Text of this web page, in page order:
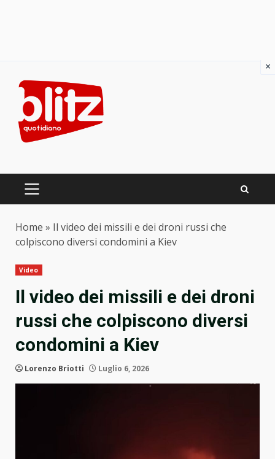
content
PRIMARY
Home » Il video dei missili e dei droni russi che
colpiscono diversi condomini a Kiev
Video
Il video dei missili e dei droni
russi che colpiscono diversi
condomini a Kiev
Lorenzo Briotti Luglio 6, 2026
×